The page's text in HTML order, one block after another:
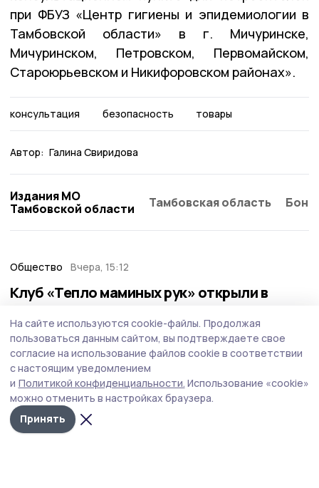
при ФБУЗ «Центр гигиены и эпидемиологии в
Тамбовской области» в г. Мичуринске,
Мичуринском, Петровском, Первомайском,
Староюрьевском и Никифоровском районах».
консультация безопасность товары
Автор: Галина Свиридова
Издания МО
Тамбовской области
Тамбовская область
Общество Вчера, 15:12
Клуб «Тепло маминых рук» открыли в
Клуб стал седьмой площадкой, созданной в
муниципалитетах Тамбовской области по инициативе
филиала фонда «Защитники Отечества».
На сайте используются cookie-файлы. Продолжая
пользоваться данным сайтом, вы подтверждаете свое
согласие на использование файлов cookie в соответствии
с настоящим уведомлением
и Политикой конфиденциальности. Использование «cookie»
можно отменить в настройках браузера.
Принять